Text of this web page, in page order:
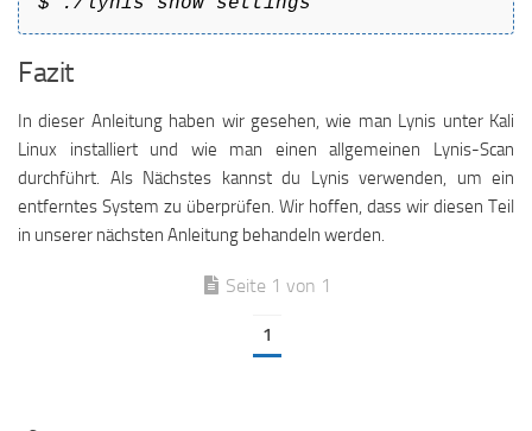
Fazit
In dieser Anleitung haben wir gesehen, wie man Lynis unter Kali
Linux installiert und wie man einen allgemeinen Lynis-Scan
durchführt. Als Nächstes kannst du Lynis verwenden, um ein
entferntes System zu überprüfen. Wir hoffen, dass wir diesen Teil
in unserer nächsten Anleitung behandeln werden.
Seite 1 von 1
1